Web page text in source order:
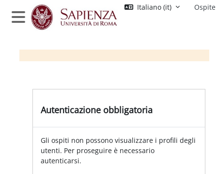
Vai al contenuto principale
Pannello laterale
Italiano ‎(it)‎ Ospite
Autenticazione obbligatoria
Gli ospiti non possono visualizzare i profili degli
utenti. Per proseguire è necessario
autenticarsi.